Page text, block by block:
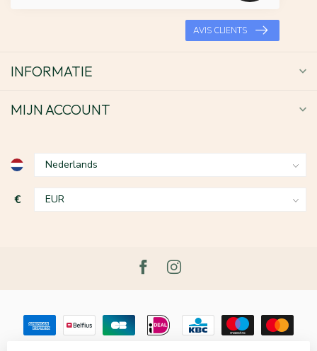
AVIS CLIENTS
INFORMATIE
MIJN ACCOUNT
€